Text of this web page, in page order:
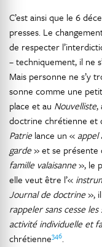
C’est ainsi que le 6
presses. Le
de respecter
– techniquement, il ne
Mais personne ne s’y
sonne comme une
place et au Nouvelliste,
doctrine chrétienne et
Patrie lance un « appel
garde» et se présente
famille valaisanne», le
elle veut être l’«
Journal de doctrine»,
rappelersans cesse
activité individuelle et
chrétienne346.